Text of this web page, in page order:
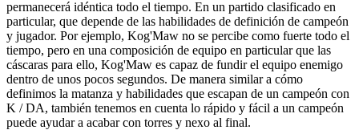
permanecerá idéntica todo el tiempo. En un partido clasificado en
particular, que depende de las habilidades de definición de campeón
y jugador. Por ejemplo, Kog'Maw no se percibe como fuerte todo el
tiempo, pero en una composición de equipo en particular que las
cáscaras para ello, Kog'Maw es capaz de fundir el equipo enemigo
dentro de unos pocos segundos. De manera similar a cómo
definimos la matanza y habilidades que escapan de un campeón con
K / DA, también tenemos en cuenta lo rápido y fácil a un campeón
puede ayudar a acabar con torres y nexo al final.